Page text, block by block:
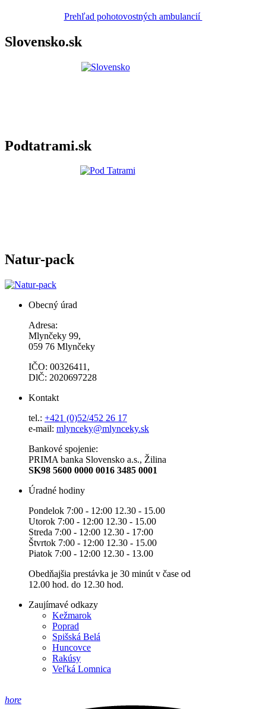
Prehľad pohotovostných ambulancií
Slovensko.sk
Podtatrami.sk
Natur-pack
Obecný úrad
Adresa:
Mlynčeky 99,
059 76 Mlynčeky
IČO: 00326411,
DlČ: 2020697228
Kontakt
tel.: +421 (0)52/452 26 17
e-mail: mlynceky@mlynceky.sk
Bankové spojenie:
PRIMA banka Slovensko a.s., Žilina
SK98 5600 0000 0016 3485 0001
Úradné hodiny
Pondelok 7:00 - 12:00 12.30 - 15.00
Utorok 7:00 - 12:00 12.30 - 15.00
Streda 7:00 - 12:00 12.30 - 17:00
Štvrtok 7:00 - 12:00 12.30 - 15.00
Piatok 7:00 - 12:00 12.30 - 13.00
Obedňajšia prestávka je 30 minút v čase od
12.00 hod. do 12.30 hod.
Zaujímavé odkazy
Kežmarok
Poprad
Spišská Belá
Huncovce
Rakúsy
Veľká Lomnica
hore